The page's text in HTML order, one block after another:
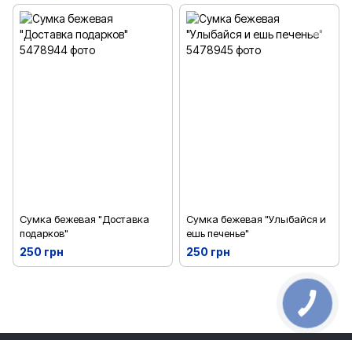
Сумка бежевая "Доставка
подарков"
250 грн
Сумка бежевая "Улыбайся и
ешь печенье"
250 грн